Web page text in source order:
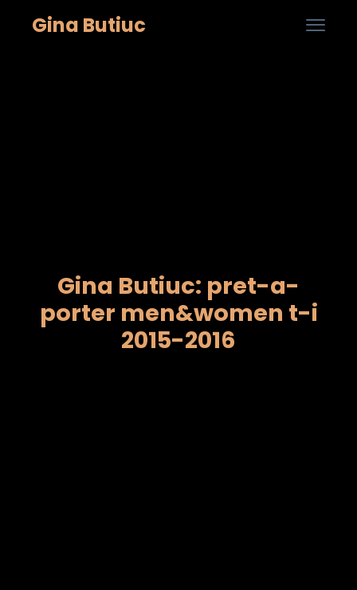
Gina Butiuc
Gina Butiuc: pret-a-
porter men&women t-i
2015-2016